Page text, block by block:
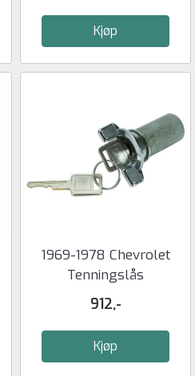
Kjøp
1969-1978 Chevrolet
Tenningslås
912,-
Kjøp